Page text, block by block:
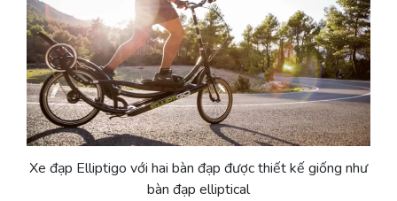
Xe đạp Elliptigo với hai bàn đạp được thiết kế giống như
bàn đạp elliptical